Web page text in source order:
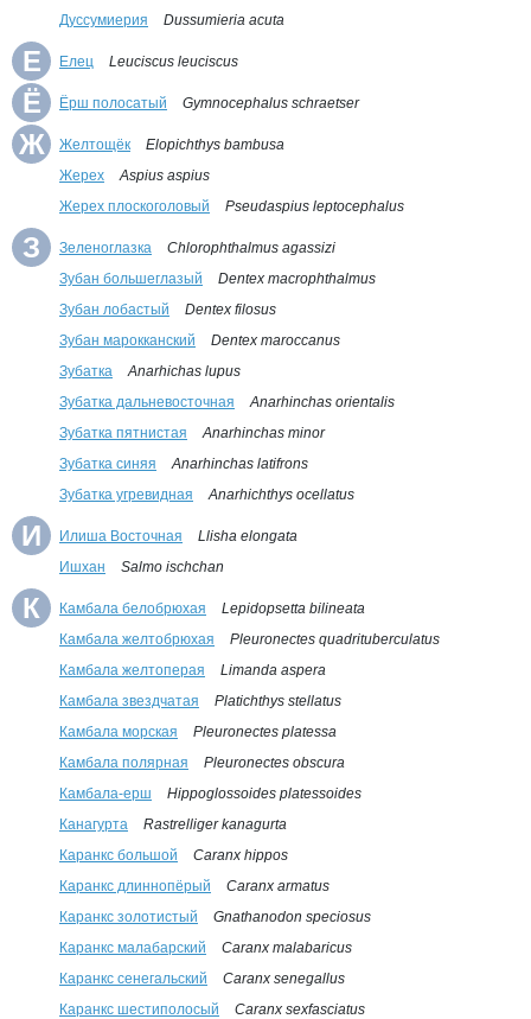
Дуссумиерия
Dussumieria acuta
Е Елец Leuciscus leuciscus
Ё Ёрш полосатый Gymnocephalus schraetser
Ж Желтощёк
Elopichthys bambusa
Жерех
Aspius aspius
Жерех плоскоголовый
Pseudaspius leptocephalus
З Зеленоглазка
Chlorophthalmus agassizi
Зубан большеглазый
Dentex macrophthalmus
Зубан лобастый
Dentex filosus
Зубан марокканский
Dentex maroccanus
Зубатка
Anarhichas lupus
Зубатка дальневосточная
Anarhinchas orientalis
Зубатка пятнистая
Anarhinchas minor
Зубатка синяя
Anarhinchas latifrons
Зубатка угревидная
Anarhichthys ocellatus
И Илиша Восточная
Llisha elongata
Ишхан
Salmo ischchan
К Камбала белобрюхая
Lepidopsetta bilineata
Камбала желтобрюхая
Pleuronectes quadrituberculatus
Камбала желтоперая
Limanda aspera
Камбала звездчатая
Platichthys stellatus
Камбала морская
Pleuronectes platessa
Камбала полярная
Pleuronectes obscura
Камбала-ерш
Hippoglossoides platessoides
Канагурта
Rastrelliger kanagurta
Каранкс большой
Caranx hippos
Каранкс длиннопёрый
Caranx armatus
Каранкс золотистый
Gnathanodon speciosus
Каранкс малабарский
Caranx malabaricus
Каранкс сенегальский
Caranx senegallus
Каранкс шестиполосый
Caranx sexfasciatus